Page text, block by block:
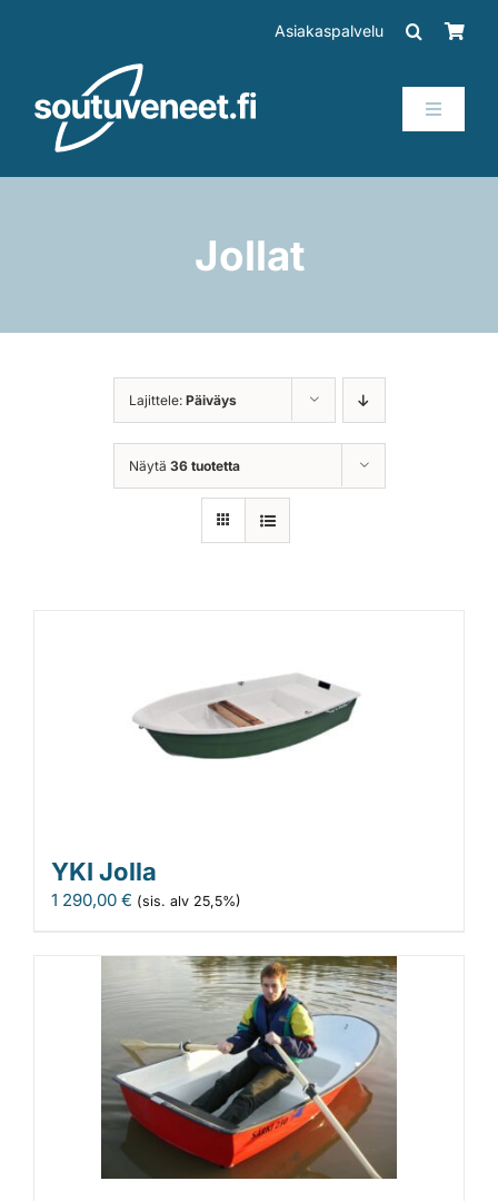
Asiakaspalvelu
Toggle
Asiakaskokemuksia
Jollat
Lajittele: Päiväys
Näytä 36 tuotetta
YKI Jolla
1 290,00 € (sis. alv 25,5%)